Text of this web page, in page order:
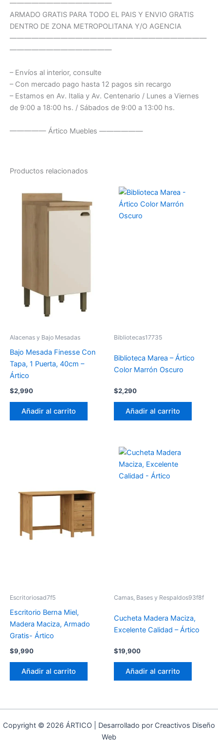
——————————————
ARMADO GRATIS PARA TODO EL PAIS Y ENVIO GRATIS
DENTRO DE ZONA METROPOLITANA Y/O AGENCIA
———————————————————————————
——————————————
– Envíos al interior, consulte
– Con mercado pago hasta 12 pagos sin recargo
– Estamos en Av. Italia y Av. Centenario / Lunes a Viernes
de 9:00 a 18:00 hs. / Sábados de 9:00 a 13:00 hs.
————— Ártico Muebles ——————
Productos relacionados
Alacenas y Bajo Mesadas
Bajo Mesada Finesse Con
Tapa, 1 Puerta, 40cm –
Ártico
$2,990
Añadir al carrito
Bibliotecas17735
Biblioteca Marea – Ártico
Color Marrón Oscuro
$2,290
Añadir al carrito
Escritoriosad7f5
Escritorio Berna Miel,
Madera Maciza, Armado
Gratis- Ártico
$9,990
Añadir al carrito
Camas, Bases y Respaldos93f8f
Cucheta Madera Maciza,
Excelente Calidad – Ártico
$19,900
Añadir al carrito
Copyright © 2026 ÁRTICO | Desarrollado por Creactivos Diseño
Web